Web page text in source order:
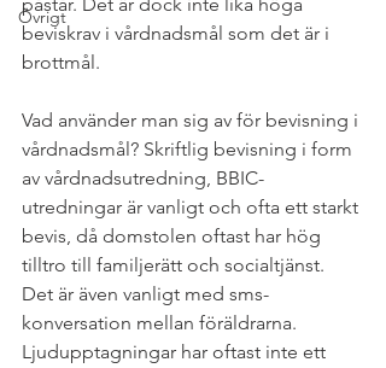
Övrigt
beviskrav i vårdnadsmål som det är i
brottmål.
Vad använder man sig av för bevisning i
vårdnadsmål? Skriftlig bevisning i form
av vårdnadsutredning, BBIC-
utredningar är vanligt och ofta ett starkt
bevis, då domstolen oftast har hög
tilltro till familjerätt och socialtjänst.
Det är även vanligt med sms-
konversation mellan föräldrarna.
Ljudupptagningar har oftast inte ett